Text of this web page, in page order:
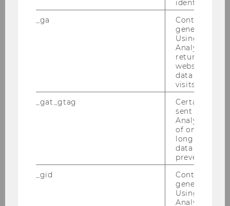
SPRACHLERNZENTRUM
identifizieren.
_ga
Contains a
generated
Using this
Analytics can
returning
website and
data from
visits.
_gat_gtag
Certain data
sent to
Analytics a
of once per
long as it is
data
prevented.
_gid
Contains a
generated
Using this
Analytics can